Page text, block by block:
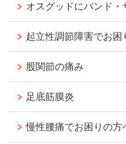
オスグッドにバンド・
起立性調節障害でお困
股関節の痛み
足底筋膜炎
慢性腰痛でお困りの方